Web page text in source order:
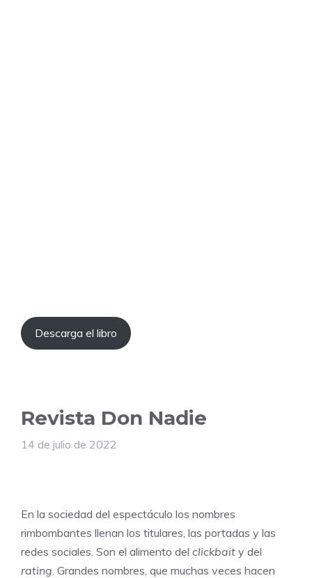
Descarga el libro
Revista Don Nadie
14 de julio de 2022
En la sociedad del espectáculo los nombres
rimbombantes llenan los titulares, las portadas y las
redes sociales. Son el alimento del clickbait y del
rating. Grandes nombres, que muchas veces hacen